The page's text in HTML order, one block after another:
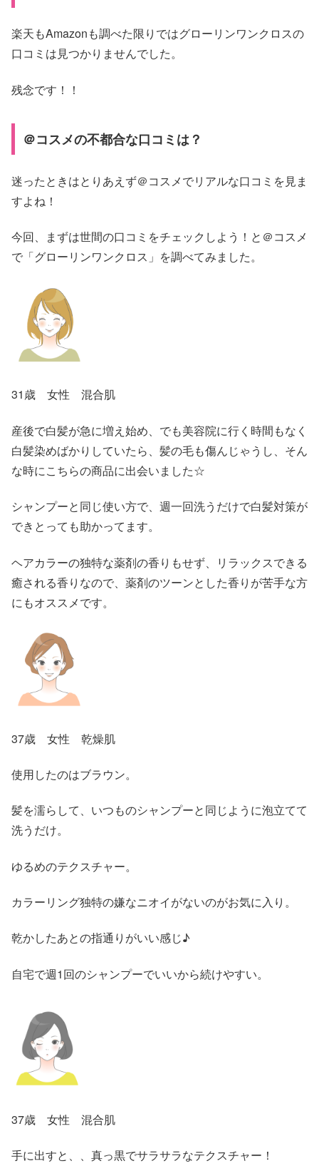
楽天もAmazonも調べた限りではグローリンワンクロスの
口コミは見つかりませんでした。
残念です！！
＠コスメの不都合な口コミは？
迷ったときはとりあえず＠コスメでリアルな口コミを見ま
すよね！
今回、まずは世間の口コミをチェックしよう！と＠コスメ
で「グローリンワンクロス」を調べてみました。
31歳 女性 混合肌
産後で白髪が急に増え始め、でも美容院に行く時間もなく
白髪染めばかりしていたら、髪の毛も傷んじゃうし、そん
な時にこちらの商品に出会いました☆
シャンプーと同じ使い方で、週一回洗うだけで白髪対策が
できとっても助かってます。
ヘアカラーの独特な薬剤の香りもせず、リラックスできる
癒される香りなので、薬剤のツーンとした香りが苦手な方
にもオススメです。
37歳 女性 乾燥肌
使用したのはブラウン。
髪を濡らして、いつものシャンプーと同じように泡立てて
洗うだけ。
ゆるめのテクスチャー。
カラーリング独特の嫌なニオイがないのがお気に入り。
乾かしたあとの指通りがいい感じ♪
自宅で週1回のシャンプーでいいから続けやすい。
37歳 女性 混合肌
手に出すと、、真っ黒でサラサラなテクスチャー！